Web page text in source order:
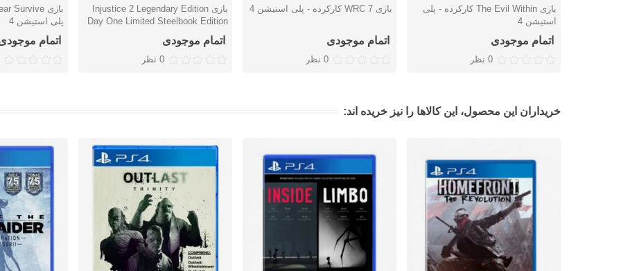
دوست داشتن
بازی The Evil Within کارکرده - پلی
استیشن 4
اتمام موجودی
0 نظر
دوست داشتن بازی WRC 7 کارکرده - پلی استیشن 4
اتمام موجودی
0 نظر
دوست داشتن
بازی Injustice 2 Legendary Edition
Day One Limited Steelbook Edition
کارکرده - پلی استیشن 4
اتمام موجودی
0 نظر
دوست
پلی استیشن 4
اتمام
خریداران این محصول، این کالاها را نیز خریده اند: